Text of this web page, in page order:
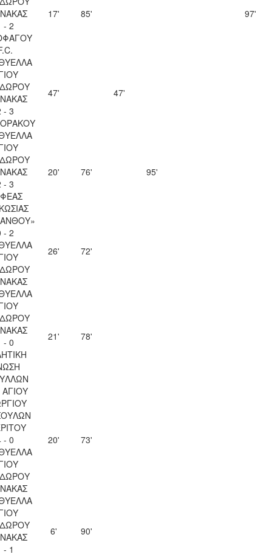
- 2
17' 85' 97'
- 3
47' 47'
- 3
20' 76' 95'
- 2
26' 72'
- 0
21' 78'
- 0
20' 73'
- 1
6' 90'